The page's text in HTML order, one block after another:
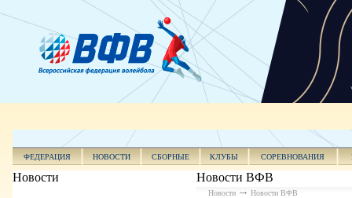
ФЕДЕРАЦИЯ НОВОСТИ СБОРНЫЕ КЛУБЫ СОРЕВНОВАНИЯ
Новости Новости ВФВ
Новости Новости ВФВ